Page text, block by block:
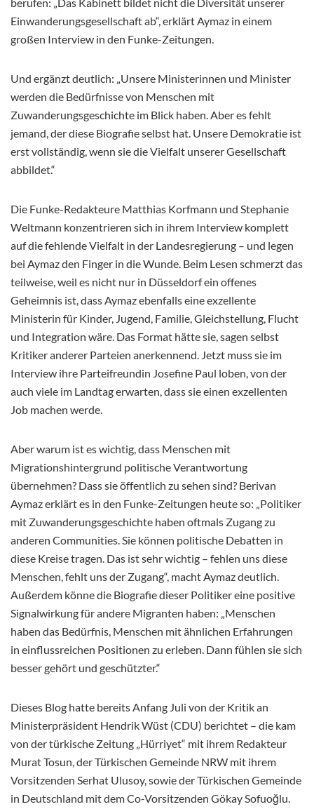
Einwanderungsgesellschaft ab“, erklärt Aymaz in einem
großen Interview in den Funke-Zeitungen.
Und ergänzt deutlich: „Unsere Ministerinnen und Minister
werden die Bedürfnisse von Menschen mit
Zuwanderungsgeschichte im Blick haben. Aber es fehlt
jemand, der diese Biografie selbst hat. Unsere Demokratie ist
erst vollständig, wenn sie die Vielfalt unserer Gesellschaft
abbildet.“
Die Funke-Redakteure Matthias Korfmann und Stephanie
Weltmann konzentrieren sich in ihrem Interview komplett
auf die fehlende Vielfalt in der Landesregierung – und legen
bei Aymaz den Finger in die Wunde. Beim Lesen schmerzt das
teilweise, weil es nicht nur in Düsseldorf ein offenes
Geheimnis ist, dass Aymaz ebenfalls eine exzellente
Ministerin für Kinder, Jugend, Familie, Gleichstellung, Flucht
und Integration wäre. Das Format hätte sie, sagen selbst
Kritiker anderer Parteien anerkennend. Jetzt muss sie im
Interview ihre Parteifreundin Josefine Paul loben, von der
auch viele im Landtag erwarten, dass sie einen exzellenten
Job machen werde.
Aber warum ist es wichtig, dass Menschen mit
Migrationshintergrund politische Verantwortung
übernehmen? Dass sie öffentlich zu sehen sind? Berivan
Aymaz erklärt es in den Funke-Zeitungen heute so: „Politiker
mit Zuwanderungsgeschichte haben oftmals Zugang zu
anderen Communities. Sie können politische Debatten in
diese Kreise tragen. Das ist sehr wichtig – fehlen uns diese
Menschen, fehlt uns der Zugang“, macht Aymaz deutlich.
Außerdem könne die Biografie dieser Politiker eine positive
Signalwirkung für andere Migranten haben: „Menschen
haben das Bedürfnis, Menschen mit ähnlichen Erfahrungen
in einflussreichen Positionen zu erleben. Dann fühlen sie sich
besser gehört und geschützter.“
Dieses Blog hatte bereits Anfang Juli von der Kritik an
Ministerpräsident Hendrik Wüst (CDU) berichtet – die kam
von der türkische Zeitung „Hürriyet“ mit ihrem Redakteur
Murat Tosun, der Türkischen Gemeinde NRW mit ihrem
Vorsitzenden Serhat Ulusoy, sowie der Türkischen Gemeinde
in Deutschland mit dem Co-Vorsitzenden Gökay Sofuoğlu.